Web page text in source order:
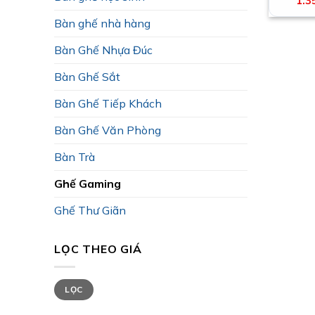
Bàn ghế nhà hàng
Bàn Ghế Nhựa Đúc
Bàn Ghế Sắt
Bàn Ghế Tiếp Khách
Bàn Ghế Văn Phòng
Bàn Trà
Ghế Gaming
Ghế Thư Giãn
LỌC THEO GIÁ
Giá
tối
thiểu
Giá
tối
đa
LỌC
là: